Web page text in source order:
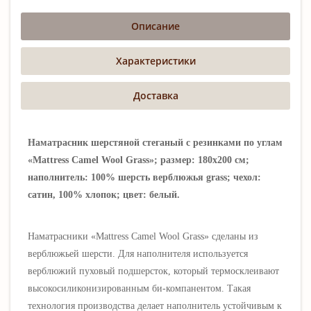
Описание
Характеристики
Доставка
Наматрасник шерстяной стеганый с резинками по углам
«Mattress Camel Wool Grass»; размер: 180х200 см;
наполнитель: 100% шерсть верблюжья grass; чехол:
сатин, 100% хлопок; цвет: белый.
Наматрасники «Mattress Camel Wool Grass» сделаны из
верблюжьей шерсти. Для наполнителя используется
верблюжий пуховый подшерсток, который термосклеивают
высокосиликонизированным би-компанентом. Такая
технология производства делает наполнитель устойчивым к